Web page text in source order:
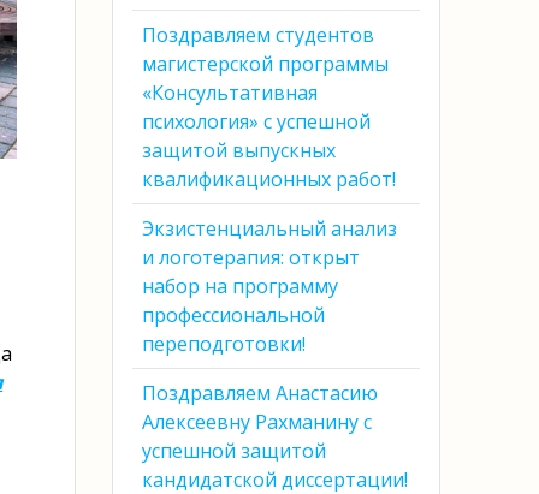
Поздравляем студентов
магистерской программы
«Консультативная
психология» с успешной
защитой выпускных
квалификационных работ!
Экзистенциальный анализ
и логотерапия: открыт
набор на программу
профессиональной
переподготовки!
Поздравляем Анастасию
Алексеевну Рахманину с
успешной защитой
кандидатской диссертации!